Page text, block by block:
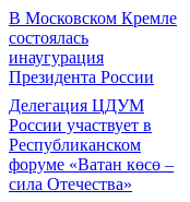
В Московском Кремле
состоялась
инаугурация
Президента России
Делегация ЦДУМ
России участвует в
Республиканском
форуме «Ватан көсө –
сила Отечества»